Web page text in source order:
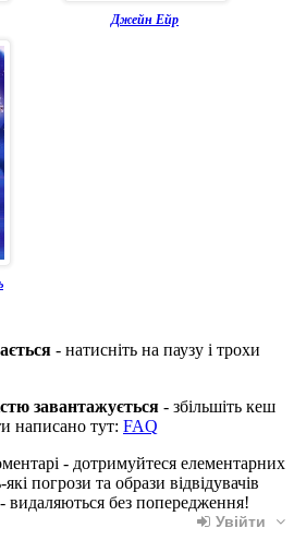
Джейн Ейр
- натисніть на паузу і трохи
завантажується - збільшіть кеш
написано тут: FAQ
- дотримуйтеся елементарних
погрози та образи відвідувачів
видаляються без попередження!